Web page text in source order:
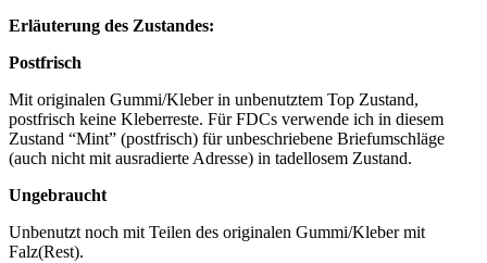
Erläuterung des Zustandes:
Postfrisch
Mit originalen Gummi/Kleber in unbenutztem Top Zustand,
postfrisch keine Kleberreste. Für FDCs verwende ich in diesem
Zustand “Mint” (postfrisch) für unbeschriebene Briefumschläge
(auch nicht mit ausradierte Adresse) in tadellosem Zustand.
Ungebraucht
Unbenutzt noch mit Teilen des originalen Gummi/Kleber mit
Falz(Rest).